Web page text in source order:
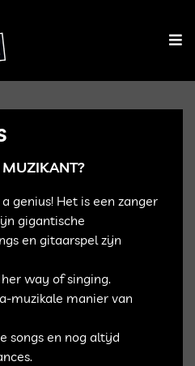
MUZIKANT?
genius! Het is een zanger
gigantische
en gitaarspel zijn
way of singing.
muzikale manier van
songs en nog altijd